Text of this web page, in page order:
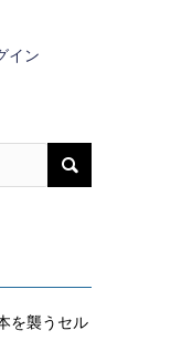
イン
を襲うセル